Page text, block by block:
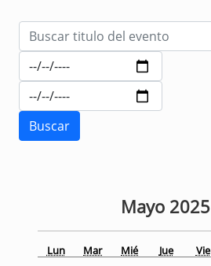
Mayo 2025
Lun Mar Mié Jue Vie